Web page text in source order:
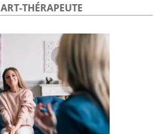
ART-THÉRAPEUTE